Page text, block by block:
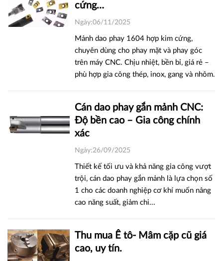
cứng…
Ngày:06/11/2025
Mảnh dao phay 1604 hợp kim cứng,
chuyên dùng cho phay mặt và phay góc
trên máy CNC. Chịu nhiệt, bền bỉ, giá rẻ –
phù hợp gia công thép, inox, gang và nhôm.
Cán dao phay gắn mảnh CNC:
Độ bền cao – Gia công chính
xác
Ngày:26/09/2025
Thiết kế tối ưu và khả năng gia công vượt
trội, cán dao phay gắn mảnh là lựa chọn số
1 cho các doanh nghiệp cơ khí muốn nâng
cao năng suất, giảm chi...
Thu mua Ê tô- Mâm cặp cũ giá
cao, uy tín.